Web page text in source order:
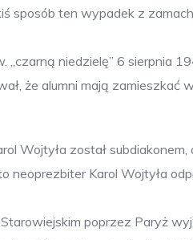
sposób ten wypadek z
niedzielę” 6 sierpnia
że alumni mają zamieszkać
Wojtyła został subdiakonem,
neoprezbiter Karol Wojtyła
poprzez Paryż